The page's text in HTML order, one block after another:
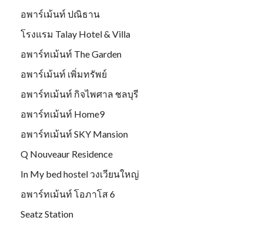
อพาร์เม้นท์ ปณิธาน
โรงแรม Talay Hotel & Villa
อพาร์ทเม้นท์ The Garden
อพาร์เม้นท์ เพิ่มทรัพย์
อพาร์ทเม้นท์ กิจไพศาล ชลบุรี
อพาร์ทเม้นท์ Home9
อพาร์ทเม้นท์ SKY Mansion
Q Nouveaur Residence
In My bed hostel วงเวียนใหญ่
อพาร์ทเม้นท์ โอภาโส 6
Seatz Station